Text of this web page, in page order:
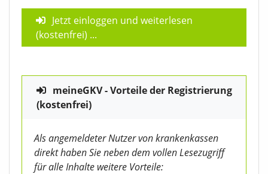
Jetzt einloggen und weiterlesen
(kostenfrei) ...
meineGKV - Vorteile der Registrierung
(kostenfrei)
Als angemeldeter Nutzer von krankenkassen
direkt haben Sie neben dem vollen Lesezugriff
für alle Inhalte weitere Vorteile: